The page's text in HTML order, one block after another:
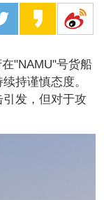
"NAMU"号货船
持谨慎态度。
发，但对于攻